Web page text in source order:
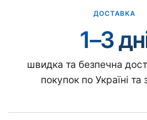
ДОСТАВКА
1–3
швидка та безпечна
покупок по Україні та